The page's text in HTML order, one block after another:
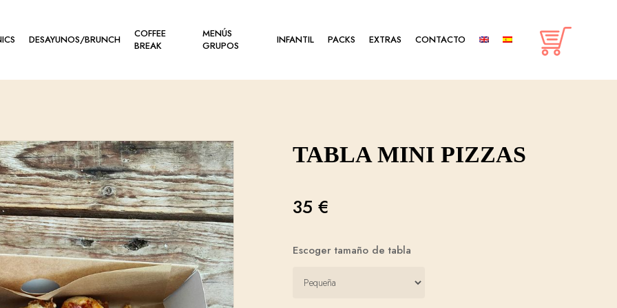
DESAYUNOS/BRUNCH
COFFEE
BREAK
MENÚS
GRUPOS
INFANTIL PACKS EXTRAS CONTACTO
TABLA MINI PIZZAS
35€
Escoger tamaño de tabla